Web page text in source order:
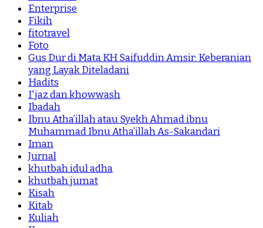
Enterprise
Fikih
fitotravel
Foto
Gus Dur di Mata KH Saifuddin Amsir: Keberanian
yang Layak Diteladani
Hadits
I'jaz dan khowwash
Ibadah
Ibnu Atha’illah atau Syekh Ahmad ibnu
Muhammad Ibnu Atha’illah As-Sakandari
Iman
Jurnal
khutbah idul adha
khutbah jumat
Kisah
Kitab
Kuliah